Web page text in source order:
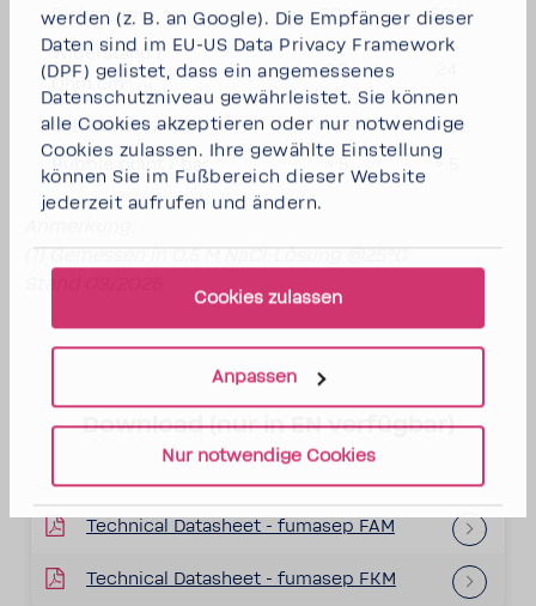
werden (z. B. an Google). Die Empfänger dieser
Daten sind im EU-US Data Privacy Framework
(DPF) gelistet, dass ein angemessenes
Datenschutzniveau gewährleistet. Sie können
alle Cookies akzeptieren oder nur notwendige
Cookies zulassen. Ihre gewählte Einstellung
können Sie im Fußbereich dieser Website
jederzeit aufrufen und ändern.
Cookies zulassen
Anpassen
Nur notwendige Cookies
Dicke / µm 500
500
Widerstand /
Ohm.cm2
(1)
30
Selektivität / % > 85
> 90
Bubble point / bar
> 5
(1) Gemessen in 0,5 M NaCl-Lösung @25°C
Download (nur in EN verfügbar)
Technical Datasheet - fumasep FAM
Technical Datasheet - fumasep FKM